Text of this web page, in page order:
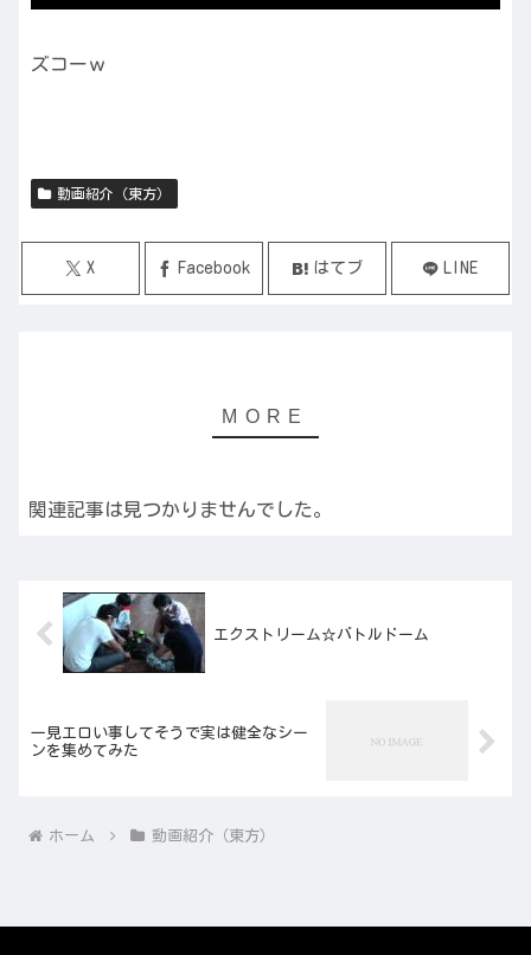
ズコーｗ
動画紹介（東方）
X Facebook はてブ LINE
関連記事は見つかりませんでした。
エクストリーム☆バトルドーム
一見エロい事してそうで実は健全なシー
ンを集めてみた
ホーム 動画紹介（東方）